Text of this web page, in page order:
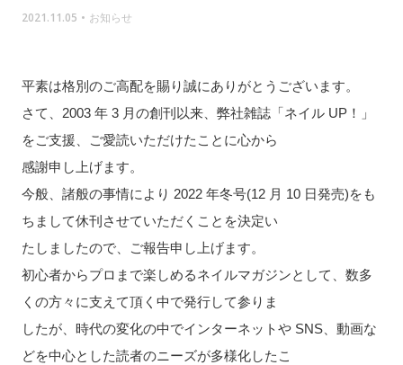
2021.11.05 • お知らせ
平素は格別のご高配を賜り誠にありがとうございます。
さて、2003 年 3 月の創刊以来、弊社雑誌「ネイル UP！」
をご支援、ご愛読いただけたことに心から
感謝申し上げます。
今般、諸般の事情により 2022 年冬号(12 月 10 日発売)をも
ちまして休刊させていただくことを決定い
たしましたので、ご報告申し上げます。
初心者からプロまで楽しめるネイルマガジンとして、数多
くの方々に支えて頂く中で発行して参りま
したが、時代の変化の中でインターネットや SNS、動画な
どを中心とした読者のニーズが多様化したこ